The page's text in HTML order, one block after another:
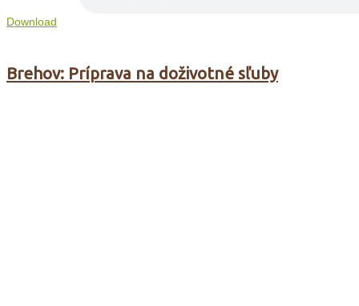
Download
Brehov: Príprava na doživotné sľuby